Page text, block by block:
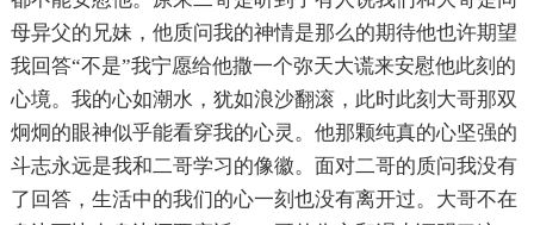
母异父的兄妹，他质问我的神情是那么的期待他也许期望
我回答“不是”我宁愿给他撒一个弥天大谎来安慰他此刻的
心境。我的心如潮水，犹如浪沙翻滚，此时此刻大哥那双
炯炯的眼神似乎能看穿我的心灵。他那颗纯真的心坚强的
斗志永远是我和二哥学习的像徽。面对二哥的质问我没有
了回答，生活中的我们的心一刻也没有离开过。大哥不在